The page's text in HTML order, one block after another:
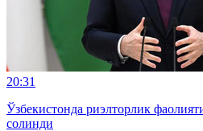
20:31
Ўзбекистонда риэлторлик
солинди